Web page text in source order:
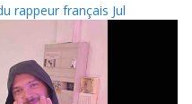
rappeur français Jul